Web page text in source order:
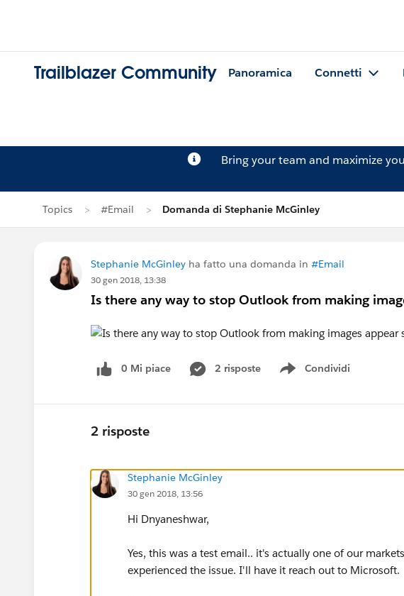
Trailblazer Community Panoramica Connetti
Bring your team and maximize
Topics #Email Domanda di Stephanie McGinley
Stephanie McGinley ha fatto una domanda in #Email
30 gen 2018, 13:38
Is there any way to stop Outlook from making
0 Mi piace 2 risposte Condividi
Show menu
2 risposte
Stephanie McGinley
30 gen 2018, 13:56
Hi Dnyaneshwar,
Yes, this was a test email.. it's actually one of our
experienced the issue. I'll have it reach out to Microsoft.